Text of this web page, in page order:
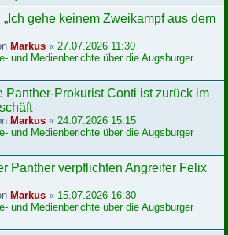
gehe keinem Zweikampf aus dem
Markus « 27.07.2026 11:30
und Medienberichte über die Augsburger
Panther-Prokurist Conti ist zurück im
Markus « 24.07.2026 15:15
und Medienberichte über die Augsburger
Panther verpflichten Angreifer Felix
Markus « 15.07.2026 16:30
und Medienberichte über die Augsburger